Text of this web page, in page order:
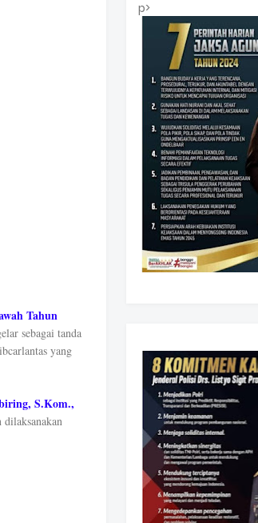
Tahun
sebagai tanda
yang
S.Kom.,
dilaksanakan
p>